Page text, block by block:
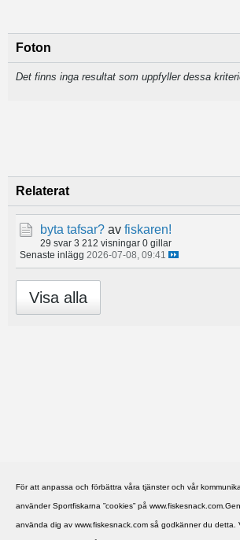
För att anpassa och förbättra våra tjänster och vår
använder Sportfiskarna ”cookies” på
använda dig av www.fiskesnack.com så godkänner du detta.
Foton
Det finns inga resultat som uppfyller dessa
Relaterat
byta tafsar? av fiskaren!
29 svar 3 212 visningar 0 gillar
Senaste inlägg 2026-07-08, 09:41
Visa alla